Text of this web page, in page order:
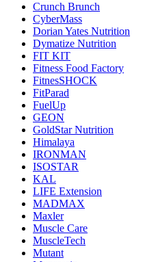
Crunch Brunch
CyberMass
Dorian Yates Nutrition
Dymatize Nutrition
FIT KIT
Fitness Food Factory
FitnesSHOCK
FitParad
FuelUp
GEON
GoldStar Nutrition
Himalaya
IRONMAN
ISOSTAR
KAL
LIFE Extension
MADMAX
Maxler
Muscle Care
MuscleTech
Mutant